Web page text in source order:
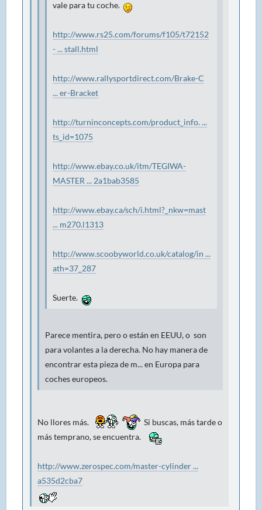
vale para tu coche.
http://www.rs25.com/forums/f105/t72152
- ... stall.html
http://www.rallysportdirect.com/Brake-C
... er-Bracket
http://turninconcepts.com/product_info. ...
ts_id=1075
http://www.ebay.co.uk/itm/TEGIWA-
MASTER ... 2a1bab3585
http://www.ebay.ca/sch/i.html?_nkw=mast
... m270.l1313
http://www.scoobyworld.co.uk/catalog/in ...
ath=37_287
Suerte.
Parece mentira, pero o están en EEUU, o son
para volantes a la derecha. No hay manera de
encontrar esta pieza de m... en Europa para
coches europeos.
No llores más.
Si buscas, más tarde o
más temprano, se encuentra.
http://www.zerospec.com/master-cylinder ...
a535d2cba7